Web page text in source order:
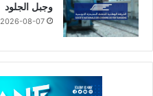
وجبل الجلود
2026-08-07